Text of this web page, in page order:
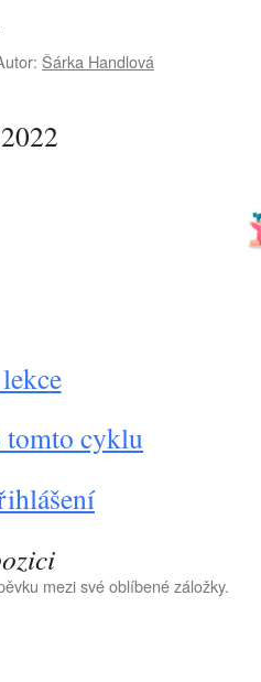
Šárka Handlová
cyklu
mezi své oblíbené záložky.